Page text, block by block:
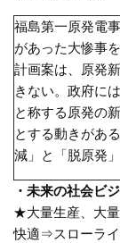
福島第一原発電
があった大惨事
計画案は、原発
きない。政府に
と称する原発の
とする動きがあ
減」と「脱原発
・未来の社会ビ
★大量生産、大
快適⇒スローライ